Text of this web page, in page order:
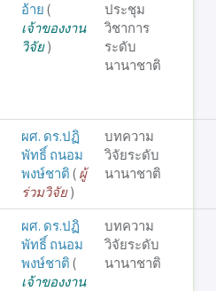
อ้าย (
เจ้าของงาน
วิจัย)
ประชุม
วิชาการ
ระดับ
นานาชาติ
ผศ. ดร.ปฏิ
พัทธิ์ ถนอม
พงษ์ชาติ ( ผู้
ร่วมวิจัย)
บทความ
วิจัยระดับ
นานาชาติ
ผศ. ดร.ปฏิ
พัทธิ์ ถนอม
พงษ์ชาติ (
เจ้าของงาน
บทความ
วิจัยระดับ
นานาชาติ